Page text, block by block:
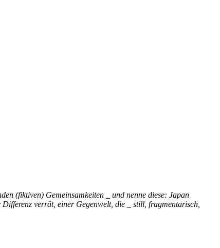
(fiktiven) Gemeinsamkeiten _ und nenne diese: Japan
verrät, einer Gegenwelt, die _ still, fragmentarisch,